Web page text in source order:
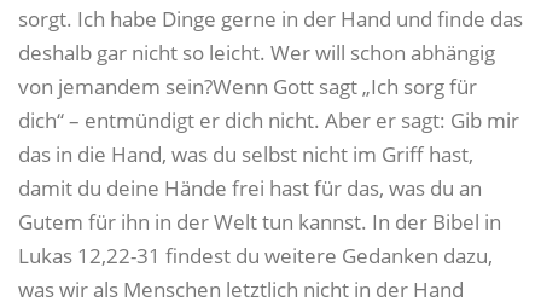
sorgt. Ich habe Dinge gerne in der Hand und finde das
deshalb gar nicht so leicht. Wer will schon abhängig
von jemandem sein?Wenn Gott sagt „Ich sorg für
dich“ – entmündigt er dich nicht. Aber er sagt: Gib mir
das in die Hand, was du selbst nicht im Griff hast,
damit du deine Hände frei hast für das, was du an
Gutem für ihn in der Welt tun kannst. In der Bibel in
Lukas 12,22-31 findest du weitere Gedanken dazu,
was wir als Menschen letztlich nicht in der Hand